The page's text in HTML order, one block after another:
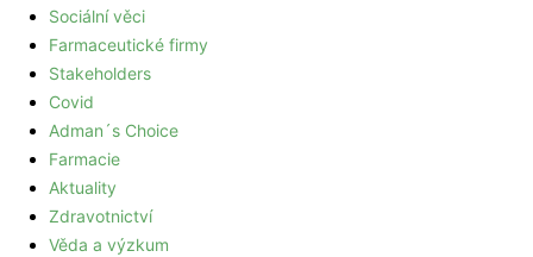
Sociální věci
Farmaceutické firmy
Stakeholders
Covid
Adman´s Choice
Farmacie
Aktuality
Zdravotnictví
Věda a výzkum